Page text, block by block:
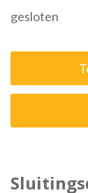
gesloten